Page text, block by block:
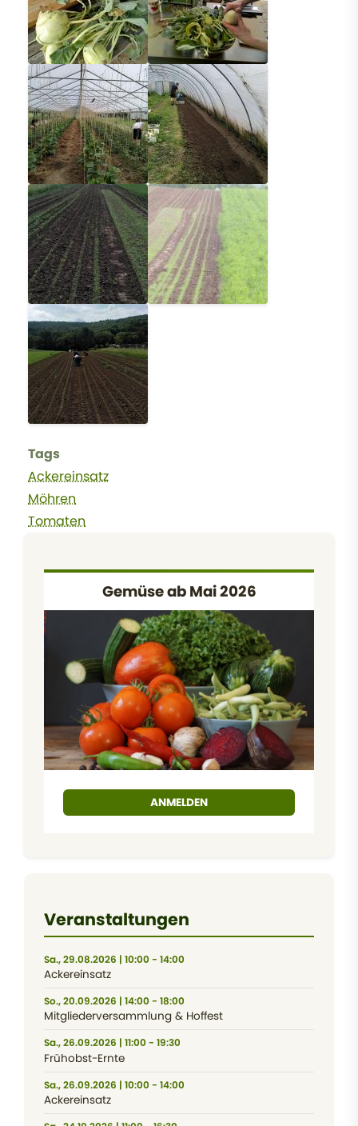
Gemüse ab Mai 2026
ANMELDEN
Veranstaltungen
Sa., 29.08.2026 | 10:00 - 14:00
Ackereinsatz
So., 20.09.2026 | 14:00 - 18:00
Mitgliederversammlung & Hoffest
Sa., 26.09.2026 | 11:00 - 19:30
Frühobst-Ernte
Sa., 26.09.2026 | 10:00 - 14:00
Ackereinsatz
Tags
Ackereinsatz
Möhren
Tomaten